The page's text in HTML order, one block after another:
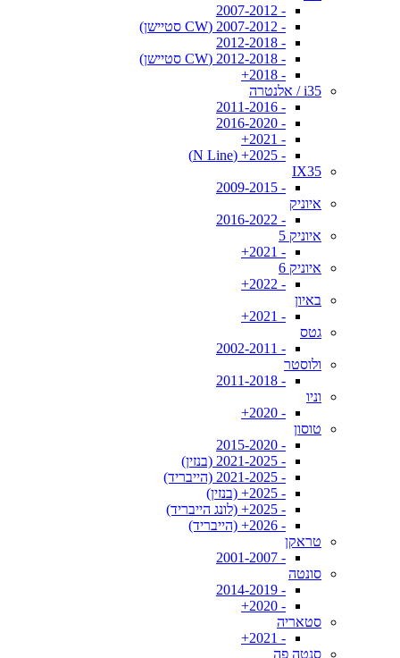
- 2007-2012
- 2007-2012 (CW סטיישן)
- 2012-2018
- 2012-2018 (CW סטיישן)
- 2018+
i35 / אלנטרה
- 2011-2016
- 2016-2020
- 2021+
- 2025+ (N Line)
IX35
- 2009-2015
איוניק
- 2016-2022
איוניק 5
- 2021+
איוניק 6
- 2022+
באיון
- 2021+
גטס
- 2002-2011
ולוסטר
- 2011-2018
וניו
- 2020+
טוסון
- 2015-2020
- 2021-2025 (בנזין)
- 2021-2025 (הייבריד)
- 2025+ (בנזין)
- 2025+ (לונג הייבריד)
- 2026+ (הייבריד)
טראקן
- 2001-2007
סונטה
- 2014-2019
- 2020+
סטאריה
- 2021+
סנטה פה